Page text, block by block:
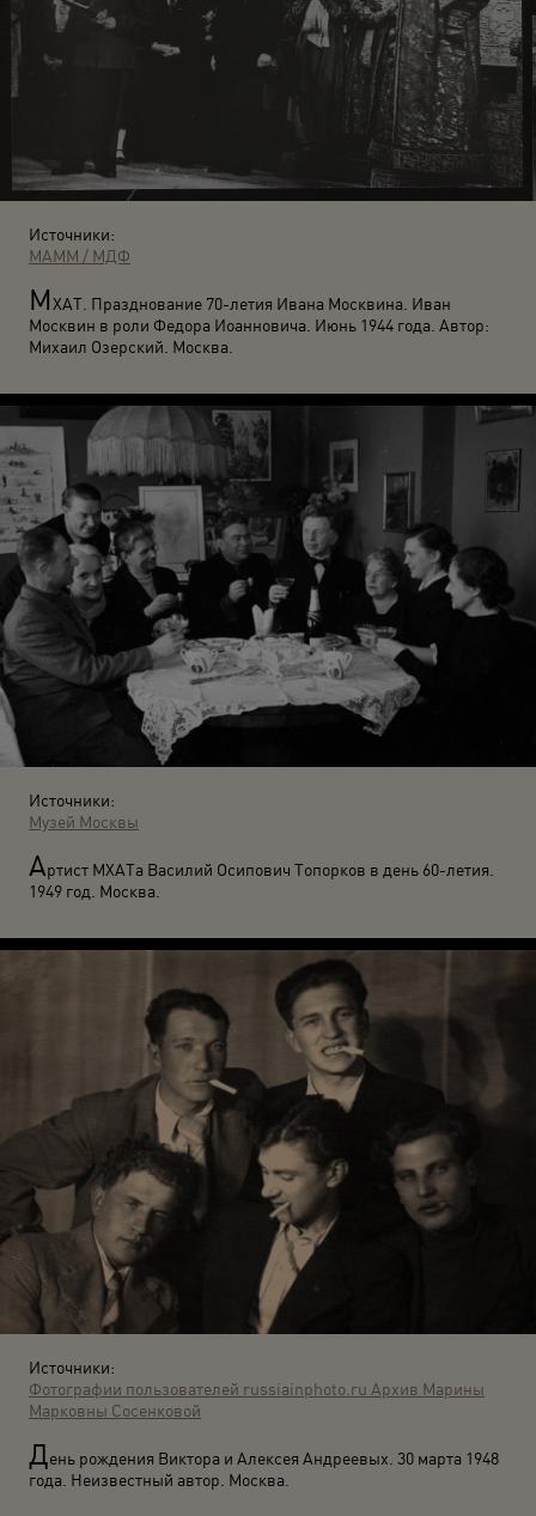
Источники:
МАММ / МДФ
МХАТ. Празднование 70-летия Ивана Москвина. Иван
Москвин в роли Федора Иоанновича. Июнь 1944 года. Автор:
Михаил Озерский. Москва.
Источники:
Музей Москвы
Артист МХАТа Василий Осипович Топорков в день 60-летия.
1949 год. Москва.
Источники:
Фотографии пользователей russiainphoto.ru Архив Марины
Марковны Сосенковой
День рождения Виктора и Алексея Андреевых. 30 марта 1948
года. Неизвестный автор. Москва.